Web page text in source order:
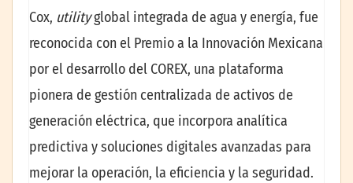
Cox, utilityglobal integrada de agua y energía, fue
reconocida con el Premio a la Innovación Mexicana
por el desarrollo del COREX, una plataforma
pionera de gestión centralizada de activos de
generación eléctrica, que incorpora analítica
predictiva y soluciones digitales avanzadas para
mejorar la operación, la eficiencia y la seguridad.